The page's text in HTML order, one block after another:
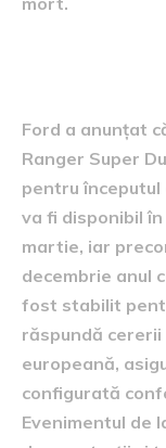
Ford a anunțat
Ranger Super
pentru începutul
va fi disponibil
martie, iar
decembrie anul
fost stabilit
răspundă
europeană,
configurată
Evenimentul de